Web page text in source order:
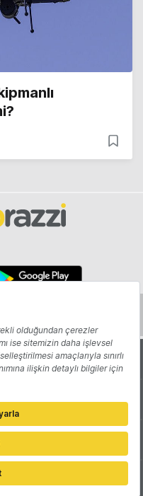
Yazarlar
Reklam